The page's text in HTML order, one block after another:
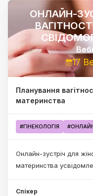
ОНЛАЙН-
17
Планування
материнства
#ГІНЕКОЛОГІЯ
Онлайн-зустріч для
материнства
Спікер